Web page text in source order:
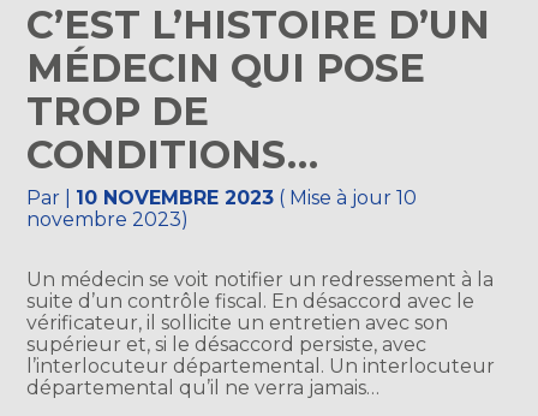
C’EST L’HISTOIRE D’UN
MÉDECIN QUI POSE
TROP DE
CONDITIONS…
Par 10 NOVEMBRE 2023 ( Mise à jour 10
novembre 2023)
Un médecin se voit notifier un redressement à la
suite d’un contrôle fiscal. En désaccord avec le
vérificateur, il sollicite un entretien avec son
supérieur et, si le désaccord persiste, avec
l’interlocuteur départemental. Un interlocuteur
départemental qu’il ne verra jamais…